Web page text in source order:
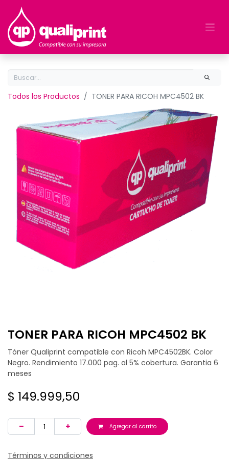
Todos los Productos TONER PARA RICOH MPC4502 BK
TONER PARA RICOH MPC4502 BK
Tóner Qualiprint compatible con Ricoh MPC4502BK. Color
Negro. Rendimiento 17.000 pag. al 5% cobertura. Garantia 6
meses
$ 149.999,50
Agregar al carrito
Términos y condiciones